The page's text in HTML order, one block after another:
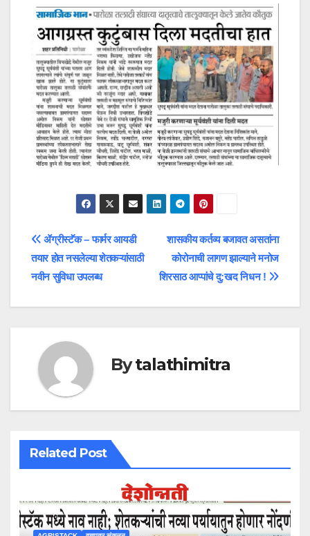
Post
navigation
शासकीय कर्तव्य बजावत असतांना
कोरोनाची लागण झाल्याने मनोज
शिरसाठ आप्पांचे दु:खद निधन !
ॲग्रीस्टॅक – फार्मर आयडी
तयार होत नसलेल्या शेतकऱ्यांसाठी
नवीन सुविधा उपलब्ध
Bytalathimitra
Related Post